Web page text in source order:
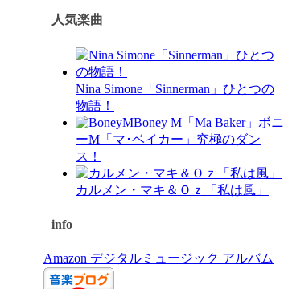
記人気楽曲
Nina Simone「Sinnerman」ひとつの
物語！
Boney M「Ma Baker」ボニ
ーM「マ･ベイカー」究極のダン
ス！
カルメン・マキ＆Ｏｚ「私は風」
info
Amazon デジタルミュージック アルバム